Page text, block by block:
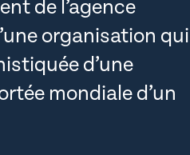
de l’agence
organisation qui
d’une
mondiale d’un